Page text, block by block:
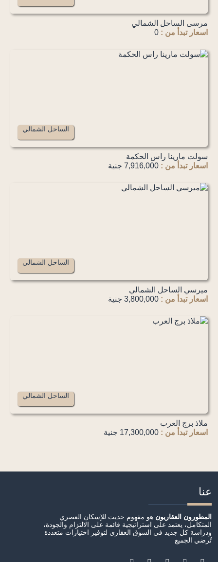
مرسى الساحل الشمالي
اسعار تبدأ من : 0
الساحل الشمالي
سولت مارينا راس الحكمة
اسعار تبدأ من : 7,916,000 جنية
الساحل الشمالي
ميرسي الساحل الشمالي
اسعار تبدأ من : 3,800,000 جنية
الساحل الشمالي
ملاذ برج العرب
اسعار تبدأ من : 17,300,000 جنية
عنا
المطورون العقاريون هو مفهوم حديث للإسكان العصري
المتكامل، يعتمد على استراتيجية قائمة على الالتزام والجودة،
ودراسة كل جديد في السوق العقاري لتوفير اختيارات متعددة
تُرضي الجميع